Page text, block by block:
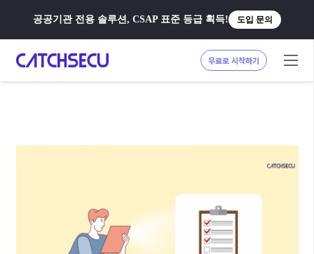
공공기관 전용 솔루션, CSAP 표준 등급 획득! 도입 문의
무료로 시작하기